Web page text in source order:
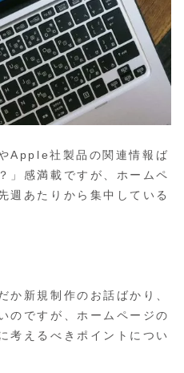
Apple社製品の関連情報ば
」感満載ですが、ホームペ
週あたりから集中している
か新規制作のお話ばかり、
のですが、ホームページの
考えるべきポイントについ